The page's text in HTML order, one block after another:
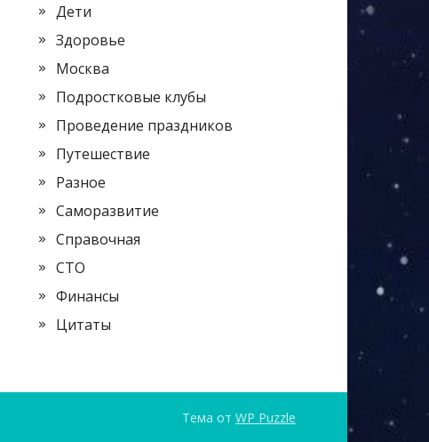
Дети
Здоровье
Москва
Подростковые клубы
Проведение праздников
Путешествие
Разное
Саморазвитие
Справочная
СТО
Финансы
Цитаты
Тема от WP Puzzle